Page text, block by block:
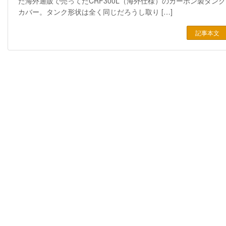
カバー。タンク形状は全く同じだろうし取り […]
記事本文